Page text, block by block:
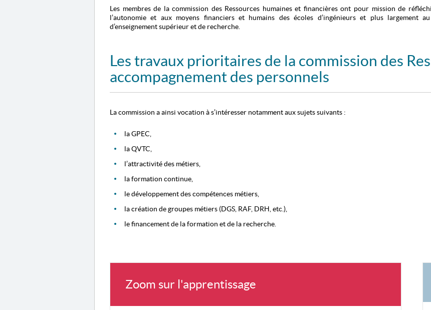
Les membres de la commission des Ressources humaines et financières ont pour mission de
l’autonomie et aux moyens financiers et humains des écoles d’ingénieurs et plus largement
d’enseignement supérieur et de recherche.
Les travaux prioritaires de la commission des
accompagnement des personnels
La commission a ainsi vocation à s’intéresser notamment aux sujets suivants :
la GPEC,
la QVTC,
l’attractivité des métiers,
la formation continue,
le développement des compétences métiers,
la création de groupes métiers (DGS, RAF, DRH, etc.),
le financement de la formation et de la recherche.
Zoom sur l'apprentissage